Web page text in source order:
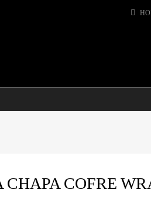
CHAPA COFRE